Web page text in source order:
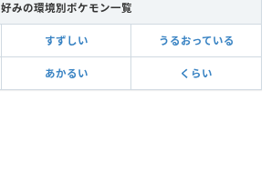
好みの環境別ポケモン一覧
すずしい うるおっている
あかるい くらい